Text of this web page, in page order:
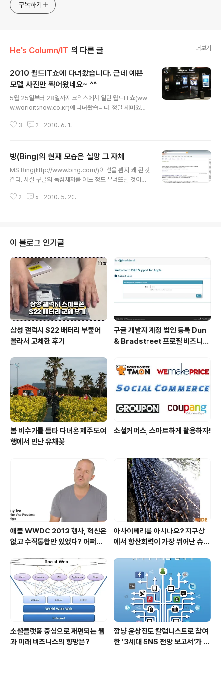
구독하기
He's Column/IT 의 다른 글 더보기
2010 월드IT쇼에 다녀왔습니다. 근데 예쁜
모델 사진만 찍어왔네요~ ^^
5월 25일부터 28일까지 코엑스에서 열린 월드IT쇼(ww
w.worlditshow.co.kr)에 다녀왔습니다. 정말 재미있는
성이 가장 눈부셨던 것 같습니다. IT의 화두가 스마트폰이
우미 사진 뿐이군요... ㅋㅋㅋ 1. 지하철에 많이 설치되어 있
는 디지털뷰입니다. 2. 디지털뷰에 있던 도우미들... 이걸
왜 찍었을까? ㅎㅎㅎ 3. KT 부스에 있던 참하게 생긴 도우
찍고 말았답니다. 4. SK에서 월드컵 관련 이벤트를 진행하
3 2 2010. 6. 1.
빙(Bing)의 현재 모습은 실망 그 자체
MS Bing(http://www.bing.com/)이 선을 뵌지 꽤 된 것
같다. 사실 구글의 독점체제를 어느 정도 무너뜨릴 것이라
는 빙(bing)이 검색엔진이 아닌 `의사결정엔진(Decision
를 보여주겠다는 것이다. 한마디로 키워드에만 걸렸다고
의미없는 문서링크를 뿌려대는 기존 방식이 아닌 '낚이지
않는 검색엔진'을 표방하고 있는 것이다. 하지만 한국에서
의 빙은 다음과 제휴하여 다음의 검색결과는 보여주는 수
준에서 그치는 것으로 보인다. 물론 다음의 검색결과와는
조금 다르겠..
2 6 2010. 5. 20.
이 블로그 인기글
삼성 갤럭시 S22 배터리 부풀어
올라서 교체한 후기
구글 개발자 계정 법인 등록 Dun
& Bradstreet 프로필 비즈니스
봄 비수기를 틈타 다녀온 제주도여
행에서 만난 유채꽃
소셜커머스, 스마트하게 활용하자!
애플 WWDC 2013 행사, 혁신은
없고 수직통합만 있었다? 어쩌면
아사이베리를 아시나요? 지구상
에서 항산화력이 가장 뛰어난 슈퍼
소셜플랫폼 중심으로 재편되는 웹
과 미래 비즈니스의 향방은?
깜냥 윤상진도 칼럼니스트로 참여
한 '3세대 SNS 전망 보고서'가 발